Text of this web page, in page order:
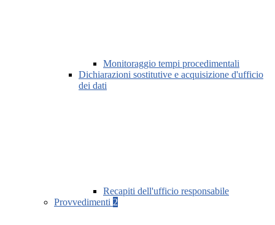
Monitoraggio tempi procedimentali
Dichiarazioni sostitutive e acquisizione d'ufficio
dei dati
Recapiti dell'ufficio responsabile
Provvedimenti 2